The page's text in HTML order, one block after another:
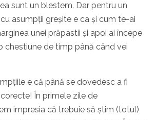
sunt un blestem. Dar pentru un
asumpții greșite e ca și cum te-ai
unei prăpastii și apoi ai începe
chestiune de timp până când vei
e că până se dovedesc a fi
În primele zile de
impresia că trebuie să știm (totul)